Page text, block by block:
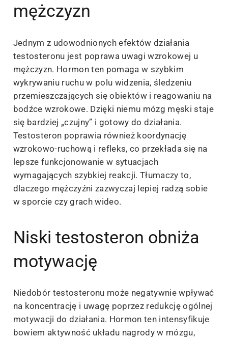
mężczyzn
Jednym z udowodnionych efektów działania
testosteronu jest poprawa uwagi wzrokowej u
mężczyzn. Hormon ten pomaga w szybkim
wykrywaniu ruchu w polu widzenia, śledzeniu
przemieszczających się obiektów i reagowaniu na
bodźce wzrokowe. Dzięki niemu mózg męski staje
się bardziej „czujny” i gotowy do działania.
Testosteron poprawia również koordynację
wzrokowo-ruchową i refleks, co przekłada się na
lepsze funkcjonowanie w sytuacjach
wymagających szybkiej reakcji. Tłumaczy to,
dlaczego mężczyźni zazwyczaj lepiej radzą sobie
w sporcie czy grach wideo.
Niski testosteron obniża
motywację
Niedobór testosteronu może negatywnie wpływać
na koncentrację i uwagę poprzez redukcję ogólnej
motywacji do działania. Hormon ten intensyfikuje
bowiem aktywność układu nagrody w mózgu,